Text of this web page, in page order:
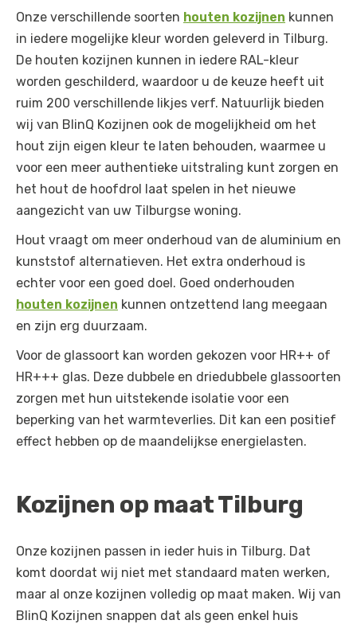
Onze verschillende soorten houten kozijnen kunnen
in iedere mogelijke kleur worden geleverd in Tilburg.
De houten kozijnen kunnen in iedere RAL-kleur
worden geschilderd, waardoor u de keuze heeft uit
ruim 200 verschillende likjes verf. Natuurlijk bieden
wij van BlinQ Kozijnen ook de mogelijkheid om het
hout zijn eigen kleur te laten behouden, waarmee u
voor een meer authentieke uitstraling kunt zorgen en
het hout de hoofdrol laat spelen in het nieuwe
aangezicht van uw Tilburgse woning.
Hout vraagt om meer onderhoud van de aluminium en
kunststof alternatieven. Het extra onderhoud is
echter voor een goed doel. Goed onderhouden
houten kozijnen kunnen ontzettend lang meegaan
en zijn erg duurzaam.
Voor de glassoort kan worden gekozen voor HR++ of
HR+++ glas. Deze dubbele en driedubbele glassoorten
zorgen met hun uitstekende isolatie voor een
beperking van het warmteverlies. Dit kan een positief
effect hebben op de maandelijkse energielasten.
Kozijnen op maat Tilburg
Onze kozijnen passen in ieder huis in Tilburg. Dat
komt doordat wij niet met standaard maten werken,
maar al onze kozijnen volledig op maat maken. Wij van
BlinQ Kozijnen snappen dat als geen enkel huis